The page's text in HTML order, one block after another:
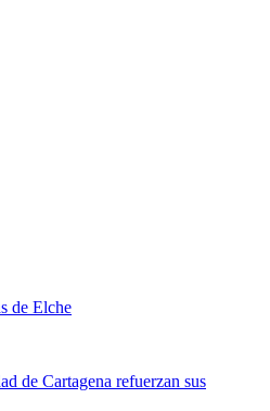
de Elche
de Cartagena refuerzan sus